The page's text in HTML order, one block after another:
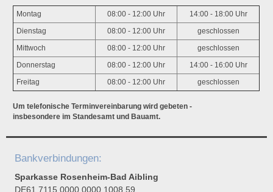
Montag 08:00 - 12:00 Uhr 14:00 - 18:00 Uhr
Dienstag 08:00 - 12:00 Uhr geschlossen
Mittwoch 08:00 - 12:00 Uhr geschlossen
Donnerstag 08:00 - 12:00 Uhr 14:00 - 16:00 Uhr
Freitag 08:00 - 12:00 Uhr geschlossen
Um telefonische Terminvereinbarung wird gebeten -
insbesondere im Standesamt und Bauamt.
Bankverbindungen:
Sparkasse Rosenheim-Bad Aibling
DE61 7115 0000 0000 1008 59